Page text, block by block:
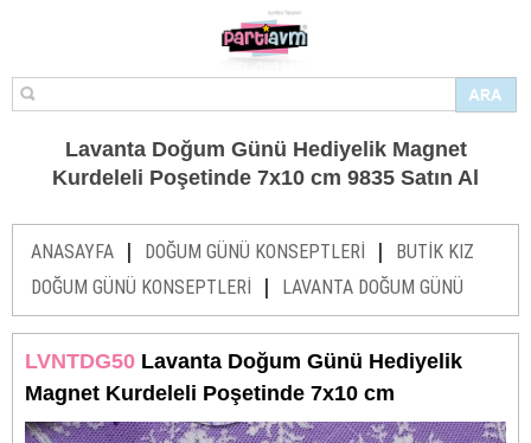
Lavanta Doğum Günü Hediyelik Magnet
Kurdeleli Poşetinde 7x10 cm 9835 Satın Al
ANASAYFA | DOĞUM GÜNÜ KONSEPTLERİ |
BUTİK KIZ
DOĞUM GÜNÜ KONSEPTLERİ
| LAVANTA DOĞUM GÜNÜ
LVNTDG50 Lavanta Doğum Günü Hediyelik
Magnet Kurdeleli Poşetinde 7x10 cm